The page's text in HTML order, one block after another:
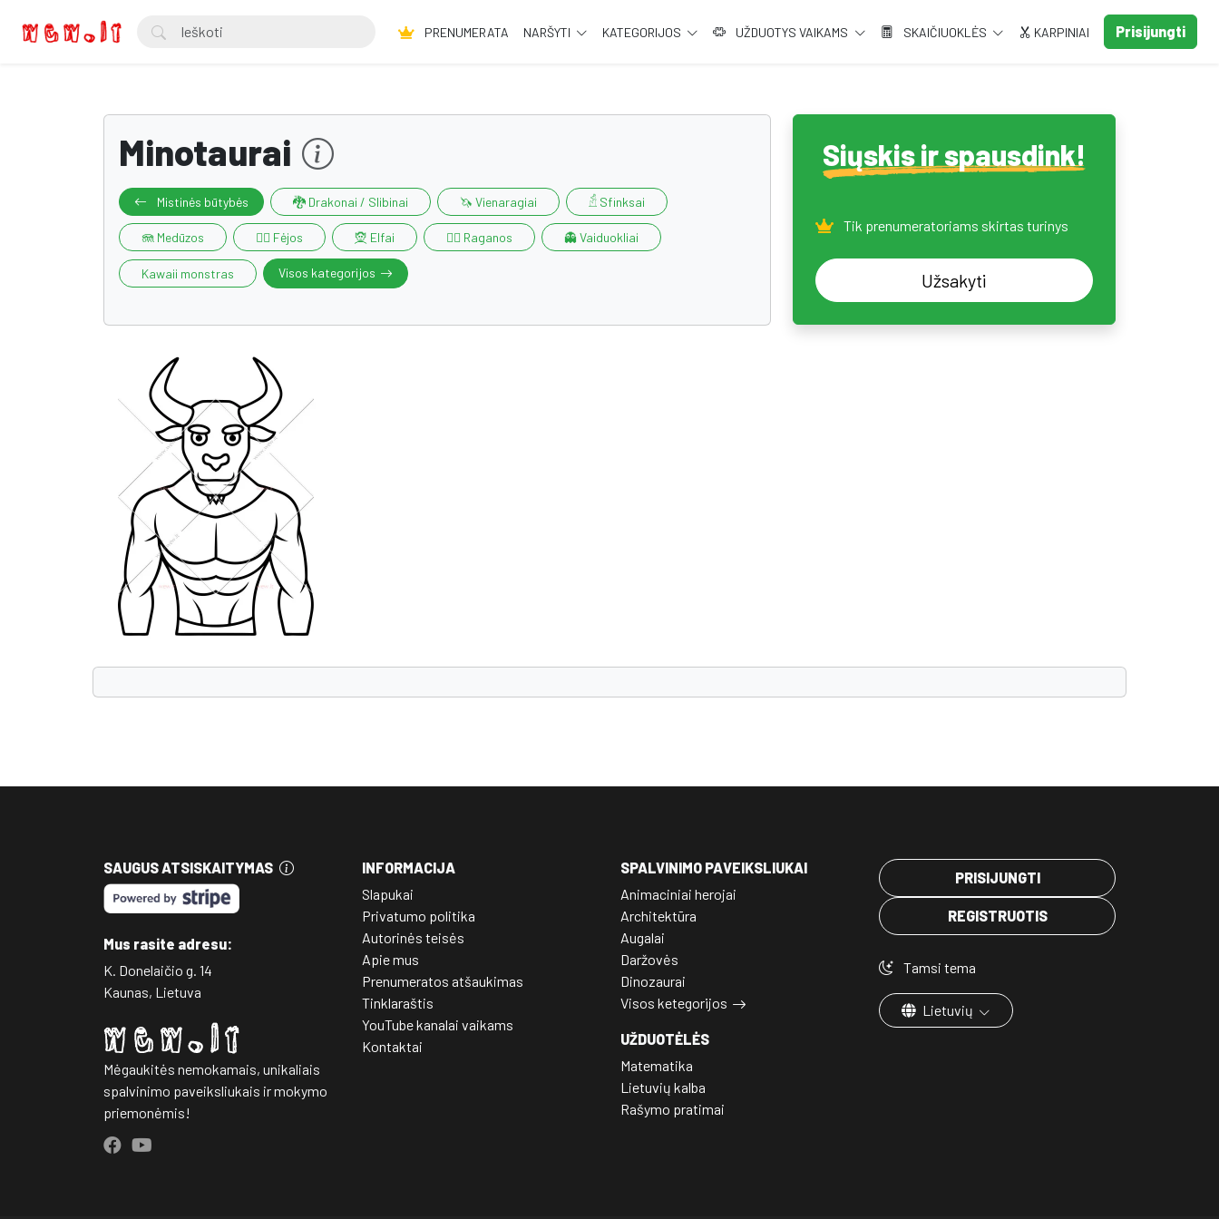
PRENUMERATA NARŠYTI KATEGORIJOS UŽDUOTYS VAIKAMS SKAIČIUOKLĖS KARPINIAI Prisijungti
Minotaurai
Mistinės būtybės 🐉 Drakonai / Slibinai 🦄 Vienaragiai 𓁢 Sfinksai
🪼 Medūzos 🧚‍♀️ Fėjos 🧝 Elfai 🧙‍♀️ Raganos 👻 Vaiduokliai
Kawaii monstras Visos kategorijos
Siųskis ir spausdink!
Tik prenumeratoriams skirtas turinys
Užsakyti
SAUGUS ATSISKAITYMAS
Mus rasite adresu:
K. Donelaičio g. 14
Kaunas, Lietuva
Mėgaukitės nemokamais, unikaliais
spalvinimo paveiksliukais ir mokymo
priemonėmis!
INFORMACIJA
Slapukai
Privatumo politika
Autorinės teisės
Apie mus
Prenumeratos atšaukimas
Tinklaraštis
YouTube kanalai vaikams
Kontaktai
SPALVINIMO PAVEIKSLIUKAI
Animaciniai herojai
Architektūra
Augalai
Daržovės
Dinozaurai
Visos ketegorijos
UŽDUOTĖLĖS
Matematika
Lietuvių kalba
Rašymo pratimai
PRISIJUNGTI
REGISTRUOTIS
Tamsi tema
Lietuvių